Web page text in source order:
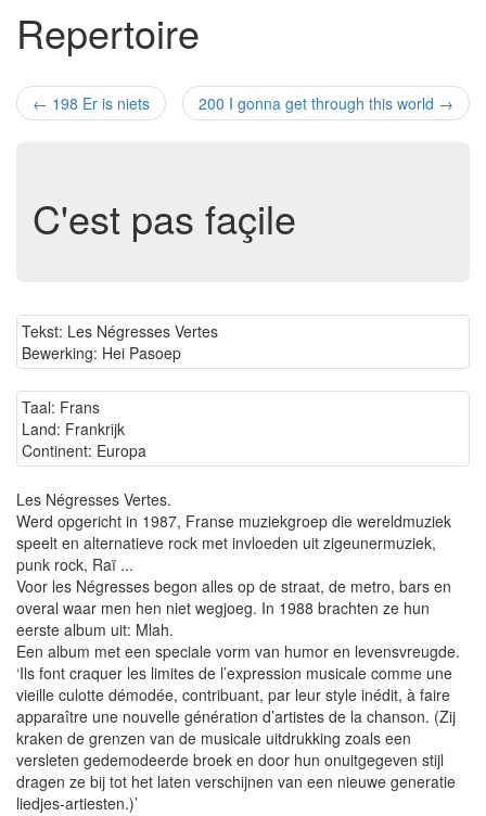
Repertoire
← 198 Er is niets 200 I gonna get through this world →
C'est pas façile
Tekst: Les Négresses Vertes
Bewerking: Hei Pasoep
Taal: Frans
Land: Frankrijk
Continent: Europa
Les Négresses Vertes.
Werd opgericht in 1987, Franse muziekgroep die wereldmuziek
speelt en alternatieve rock met invloeden uit zigeunermuziek,
punk rock, Raï ...
Voor les Négresses begon alles op de straat, de metro, bars en
overal waar men hen niet wegjoeg. In 1988 brachten ze hun
eerste album uit: Mlah.
Een album met een speciale vorm van humor en levensvreugde.
‘Ils font craquer les limites de l’expression musicale comme une
vieille culotte démodée, contribuant, par leur style inédit, à faire
apparaître une nouvelle génération d’artistes de la chanson. (Zij
kraken de grenzen van de musicale uitdrukking zoals een
versleten gedemodeerde broek en door hun onuitgegeven stijl
dragen ze bij tot het laten verschijnen van een nieuwe generatie
liedjes-artiesten.)’